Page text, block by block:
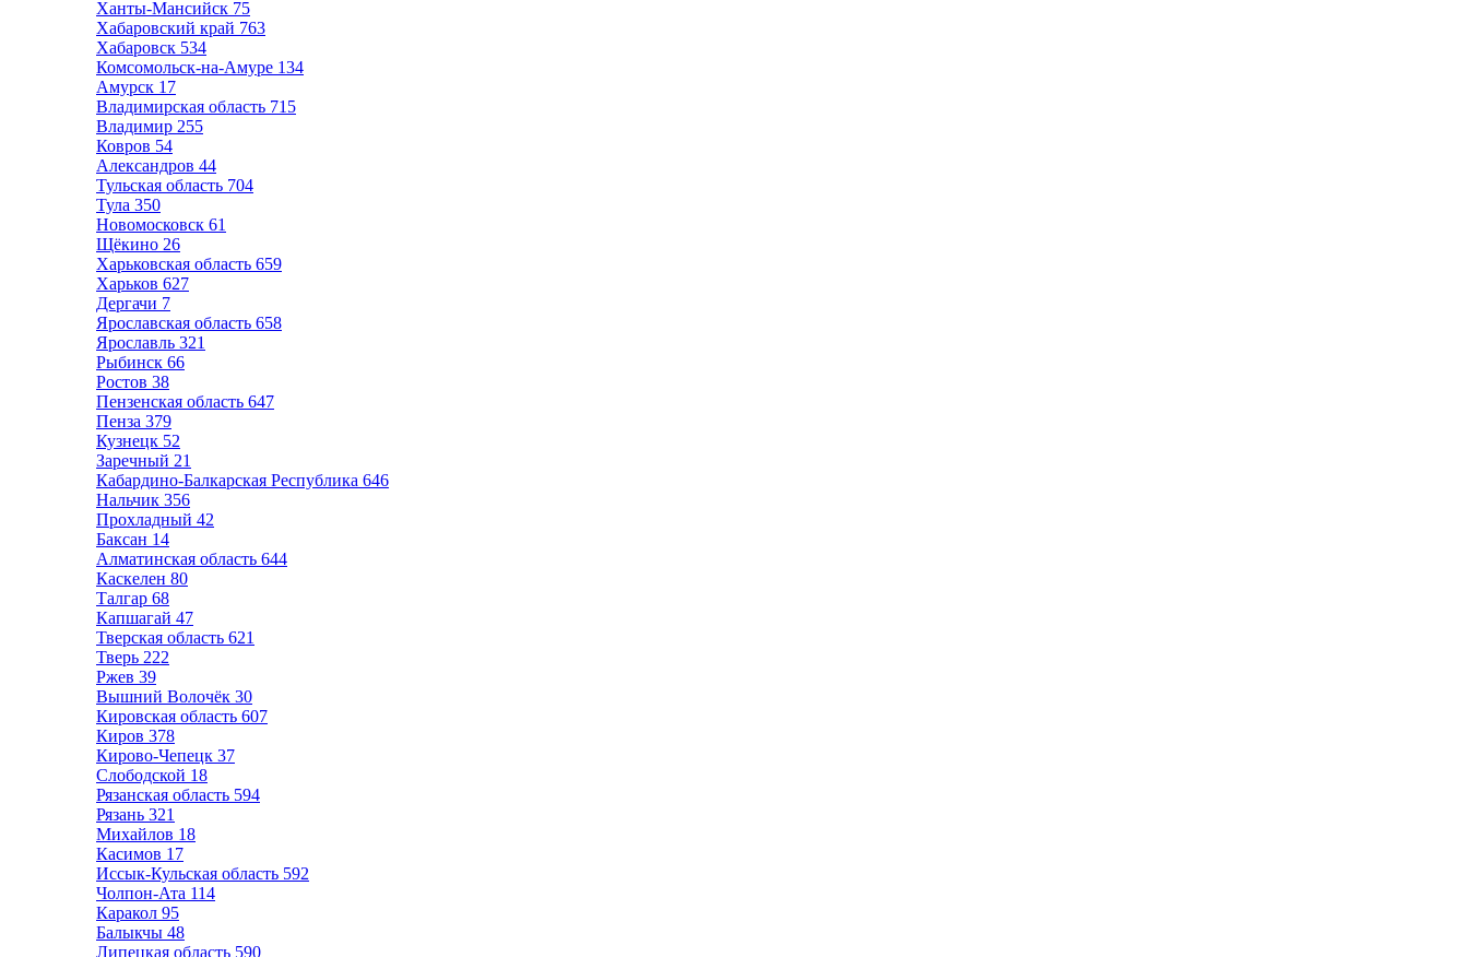
Ханты-Мансийск 75
Хабаровский край 763
Хабаровск 534
Комсомольск-на-Амуре 134
Амурск 17
Владимирская область 715
Владимир 255
Ковров 54
Александров 44
Тульская область 704
Тула 350
Новомосковск 61
Щёкино 26
Харьковская область 659
Харьков 627
Дергачи 7
Ярославская область 658
Ярославль 321
Рыбинск 66
Ростов 38
Пензенская область 647
Пенза 379
Кузнецк 52
Заречный 21
Кабардино-Балкарская Республика 646
Нальчик 356
Прохладный 42
Баксан 14
Алматинская область 644
Каскелен 80
Талгар 68
Капшагай 47
Тверская область 621
Тверь 222
Ржев 39
Вышний Волочёк 30
Кировская область 607
Киров 378
Кирово-Чепецк 37
Слободской 18
Рязанская область 594
Рязань 321
Михайлов 18
Касимов 17
Иссык-Кульская область 592
Чолпон-Ата 114
Каракол 95
Балыкчы 48
Липецкая область 590